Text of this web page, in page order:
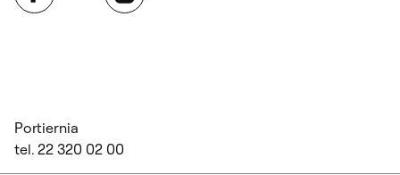
Portiernia
tel. 22 320 02 00